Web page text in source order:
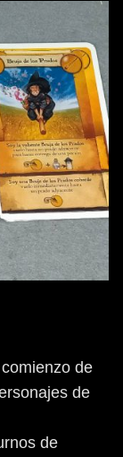
de
de
de